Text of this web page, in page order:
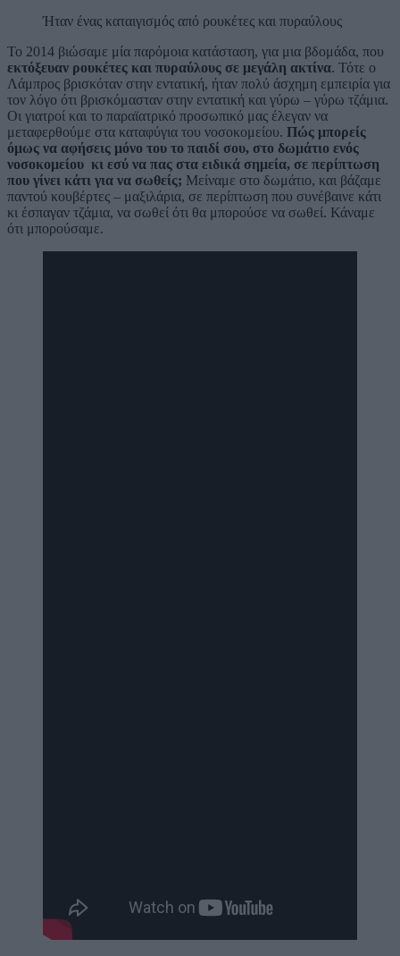
Ήταν ένας καταιγισμός από ρουκέτες και πυραύλους
Το 2014 βιώσαμε μία παρόμοια κατάσταση, για μια βδομάδα, που
εκτόξευαν ρουκέτες και πυραύλους σε μεγάλη ακτίνα. Τότε ο
Λάμπρος βρισκόταν στην εντατική, ήταν πολύ άσχημη εμπειρία για
τον λόγο ότι βρισκόμασταν στην εντατική και γύρω – γύρω τζάμια.
Οι γιατροί και το παραϊατρικό προσωπικό μας έλεγαν να
μεταφερθούμε στα καταφύγια του νοσοκομείου. Πώς μπορείς
όμως να αφήσεις μόνο του το παιδί σου, στο δωμάτιο ενός
νοσοκομείου κι εσύ να πας στα ειδικά σημεία, σε περίπτωση
που γίνει κάτι για να σωθείς; Μείναμε στο δωμάτιο, και βάζαμε
παντού κουβέρτες – μαξιλάρια, σε περίπτωση που συνέβαινε κάτι
κι έσπαγαν τζάμια, να σωθεί ότι θα μπορούσε να σωθεί. Κάναμε
ότι μπορούσαμε.